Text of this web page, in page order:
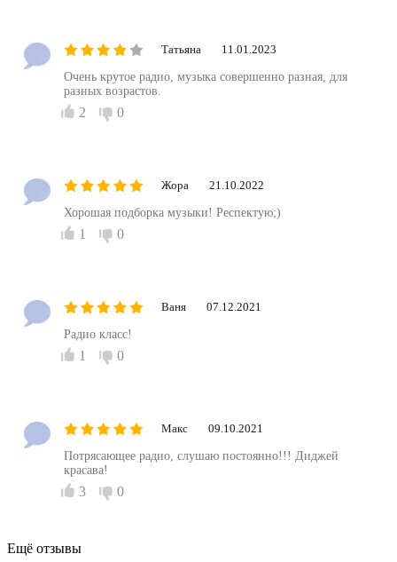
Татьяна 11.01.2023
Очень крутое радио, музыка совершенно разная, для
разных возрастов.
2 0
Жора 21.10.2022
Хорошая подборка музыки! Респектую;)
1 0
Ваня 07.12.2021
Радио класс!
1 0
Макс 09.10.2021
Потрясающее радио, слушаю постоянно!!! Диджей
красава!
3 0
Ещё отзывы